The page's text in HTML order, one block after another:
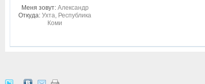
Меня зовут: Александр
Откуда: Ухта, Республика
Коми